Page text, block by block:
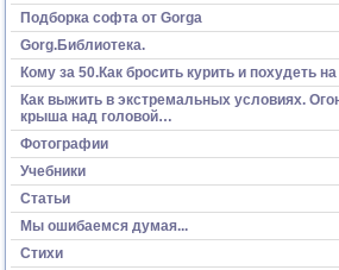
Подборка софта от Gorga
Gorg.Библиотека.
Кому за 50.Как бросить курить и похудеть
Как выжить в экстремальных условиях.
крыша над головой…
Фотографии
Учебники
Статьи
Мы ошибаемся думая...
Стихи